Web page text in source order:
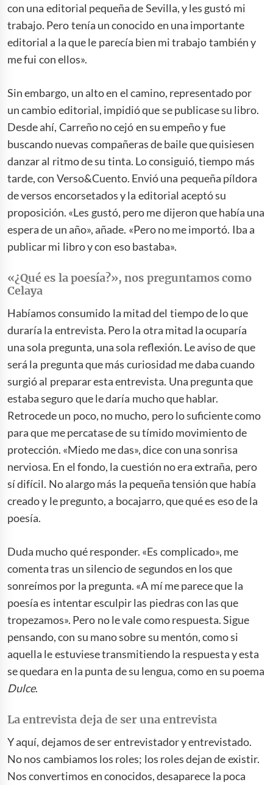
con una editorial pequeña de Sevilla, y les gustó mi
trabajo. Pero tenía un conocido en una importante
editorial a la que le parecía bien mi trabajo también y
me fui con ellos».
Sin embargo, un alto en el camino, representado por
un cambio editorial, impidió que se publicase su libro.
Desde ahí, Carreño no cejó en su empeño y fue
buscando nuevas compañeras de baile que quisiesen
danzar al ritmo de su tinta. Lo consiguió, tiempo más
tarde, con Verso&Cuento. Envió una pequeña píldora
de versos encorsetados y la editorial aceptó su
proposición. «Les gustó, pero me dijeron que había una
espera de un año», añade. «Pero no me importó. Iba a
publicar mi libro y con eso bastaba».
«¿Qué es la poesía?», nos preguntamos como
Celaya
Habíamos consumido la mitad del tiempo de lo que
duraría la entrevista. Pero la otra mitad la ocuparía
una sola pregunta, una sola reflexión. Le aviso de que
será la pregunta que más curiosidad me daba cuando
surgió al preparar esta entrevista. Una pregunta que
estaba seguro que le daría mucho que hablar.
Retrocede un poco, no mucho, pero lo suficiente como
para que me percatase de su tímido movimiento de
protección. «Miedo me das», dice con una sonrisa
nerviosa. En el fondo, la cuestión no era extraña, pero
sí difícil. No alargo más la pequeña tensión que había
creado y le pregunto, a bocajarro, que qué es eso de la
poesía.
Duda mucho qué responder. «Es complicado», me
comenta tras un silencio de segundos en los que
sonreímos por la pregunta. «A mí me parece que la
poesía es intentar esculpir las piedras con las que
tropezamos». Pero no le vale como respuesta. Sigue
pensando, con su mano sobre su mentón, como si
aquella le estuviese transmitiendo la respuesta y esta
se quedara en la punta de su lengua, como en su poema
Dulce.
La entrevista deja de ser una entrevista
Y aquí, dejamos de ser entrevistador y entrevistado.
No nos cambiamos los roles; los roles dejan de existir.
Nos convertimos en conocidos, desaparece la poca